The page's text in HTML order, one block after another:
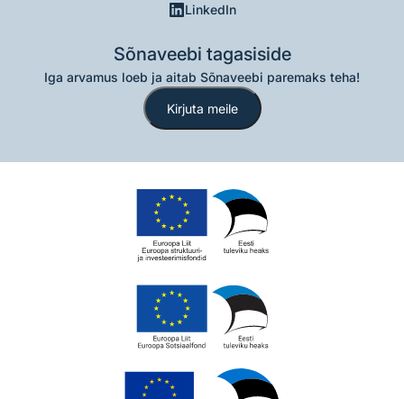
LinkedIn
Sõnaveebi tagasiside
Iga arvamus loeb ja aitab Sõnaveebi paremaks teha!
Kirjuta meile